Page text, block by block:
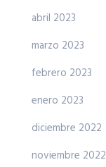
abril 2023
marzo 2023
febrero 2023
enero 2023
diciembre 2022
noviembre 2022